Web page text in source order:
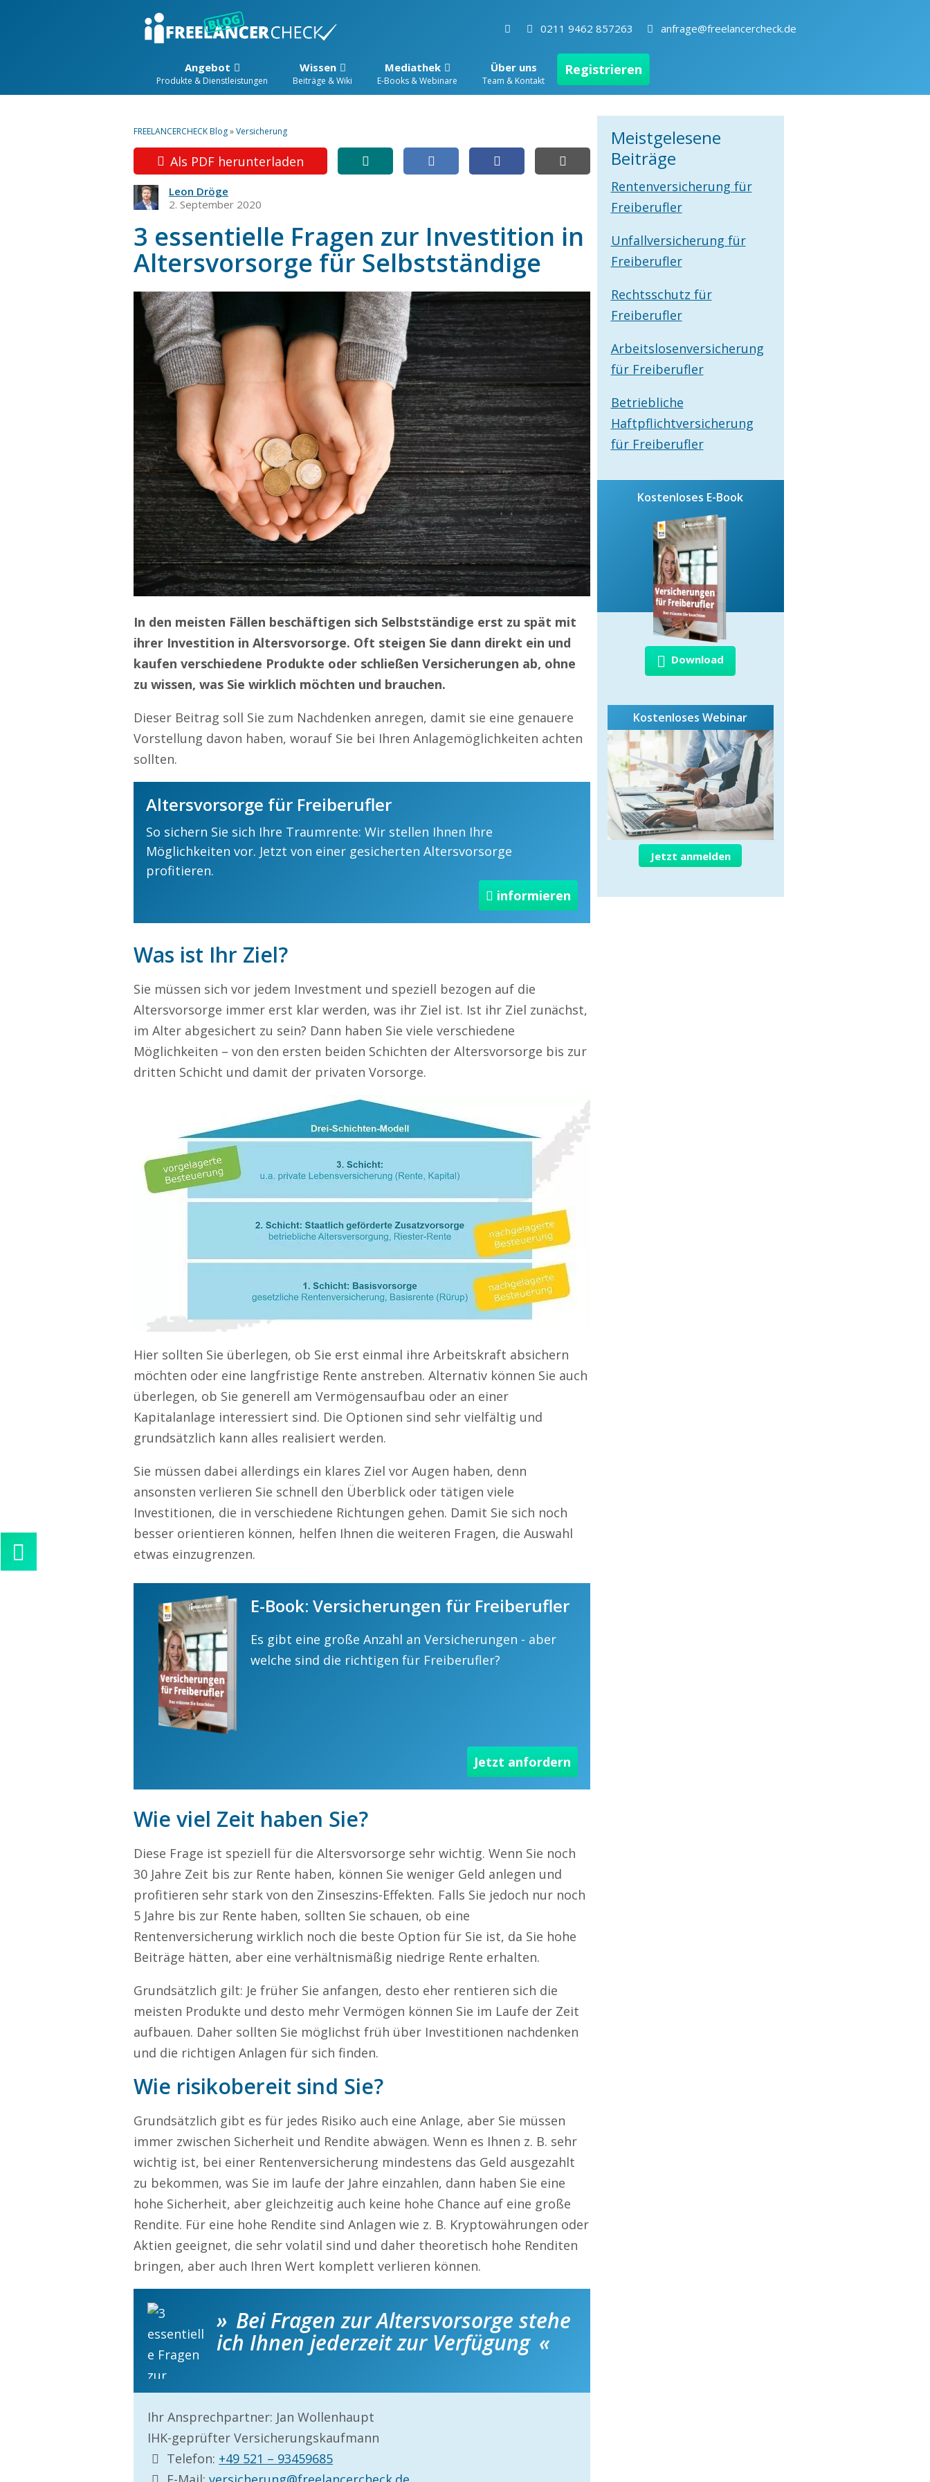
0211 9462 857263 anfrage@freelancercheck.de
Angebot
Produkte & Dienstleistungen
Wissen
Beiträge & Wiki
Mediathek
E-Books & Webinare
Über uns
Team & Kontakt
Registrieren
FREELANCERCHECK Blog»Versicherung
Als PDF herunterladen
Leon Dröge
2. September 2020
3 essentielle Fragen zur Investition in
Altersvorsorge für Selbstständige
In den meisten Fällen beschäftigen sich Selbstständige erst zu spät mit
ihrer Investition in Altersvorsorge. Oft steigen Sie dann direkt ein und
kaufen verschiedene Produkte oder schließen Versicherungen ab, ohne
zu wissen, was Sie wirklich möchten und brauchen.
Dieser Beitrag soll Sie zum Nachdenken anregen, damit sie eine genauere
Vorstellung davon haben, worauf Sie bei Ihren Anlagemöglichkeiten achten
sollten.
Altersvorsorge für Freiberufler
So sichern Sie sich Ihre Traumrente: Wir stellen Ihnen Ihre
Möglichkeiten vor. Jetzt von einer gesicherten Altersvorsorge
profitieren.
informieren
Was ist Ihr Ziel?
Sie müssen sich vor jedem Investment und speziell bezogen auf die
Altersvorsorge immer erst klar werden, was ihr Ziel ist. Ist ihr Ziel zunächst,
im Alter abgesichert zu sein? Dann haben Sie viele verschiedene
Möglichkeiten – von den ersten beiden Schichten der Altersvorsorge bis zur
dritten Schicht und damit der privaten Vorsorge.
Hier sollten Sie überlegen, ob Sie erst einmal ihre Arbeitskraft absichern
möchten oder eine langfristige Rente anstreben. Alternativ können Sie auch
überlegen, ob Sie generell am Vermögensaufbau oder an einer
Kapitalanlage interessiert sind. Die Optionen sind sehr vielfältig und
grundsätzlich kann alles realisiert werden.
Sie müssen dabei allerdings ein klares Ziel vor Augen haben, denn
ansonsten verlieren Sie schnell den Überblick oder tätigen viele
Investitionen, die in verschiedene Richtungen gehen. Damit Sie sich noch
besser orientieren können, helfen Ihnen die weiteren Fragen, die Auswahl
etwas einzugrenzen.
E-Book: Versicherungen für Freiberufler
Es gibt eine große Anzahl an Versicherungen - aber
welche sind die richtigen für Freiberufler?
Jetzt anfordern
Wie viel Zeit haben Sie?
Diese Frage ist speziell für die Altersvorsorge sehr wichtig. Wenn Sie noch
30 Jahre Zeit bis zur Rente haben, können Sie weniger Geld anlegen und
profitieren sehr stark von den Zinseszins-Effekten. Falls Sie jedoch nur noch
5 Jahre bis zur Rente haben, sollten Sie schauen, ob eine
Rentenversicherung wirklich noch die beste Option für Sie ist, da Sie hohe
Beiträge hätten, aber eine verhältnismäßig niedrige Rente erhalten.
Grundsätzlich gilt: Je früher Sie anfangen, desto eher rentieren sich die
meisten Produkte und desto mehr Vermögen können Sie im Laufe der Zeit
aufbauen. Daher sollten Sie möglichst früh über Investitionen nachdenken
und die richtigen Anlagen für sich finden.
Wie risikobereit sind Sie?
Grundsätzlich gibt es für jedes Risiko auch eine Anlage, aber Sie müssen
immer zwischen Sicherheit und Rendite abwägen. Wenn es Ihnen z. B. sehr
wichtig ist, bei einer Rentenversicherung mindestens das Geld ausgezahlt
zu bekommen, was Sie im laufe der Jahre einzahlen, dann haben Sie eine
hohe Sicherheit, aber gleichzeitig auch keine hohe Chance auf eine große
Rendite. Für eine hohe Rendite sind Anlagen wie z. B. Kryptowährungen oder
Aktien geeignet, die sehr volatil sind und daher theoretisch hohe Renditen
bringen, aber auch Ihren Wert komplett verlieren können.
Bei Fragen zur Altersvorsorge stehe
ich Ihnen jederzeit zur Verfügung
Ihr Ansprechpartner: Jan Wollenhaupt
IHK-geprüfter Versicherungskaufmann
Telefon: +49 521 – 93459685
Meistgelesene
Beiträge
Rentenversicherung für
Freiberufler
Unfallversicherung für
Freiberufler
Rechtsschutz für
Freiberufler
Arbeitslosenversicherung
für Freiberufler
Betriebliche
Haftpflichtversicherung
für Freiberufler
Kostenloses E-Book
Download
Kostenloses Webinar
Jetzt anmelden
Kontaktieren Sie uns!
Kundenservice
0211 946 285 72-63
alina.beck@freelancercheck.de
Ihre Anfrage